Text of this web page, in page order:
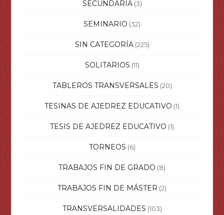
SECUNDARIA(3)
SEMINARIO (32)
SIN CATEGORÍA(225)
SOLITARIOS (11)
TABLEROS TRANSVERSALES (20)
TESINAS DE AJEDREZ EDUCATIVO (1)
TESIS DE AJEDREZ EDUCATIVO (1)
TORNEOS (6)
TRABAJOS FIN DE GRADO (8)
TRABAJOS FIN DE MÁSTER (2)
TRANSVERSALIDADES (103)